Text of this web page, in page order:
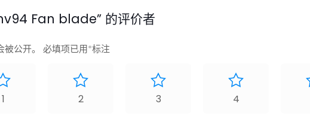
Fan blade” 的评价者
公开。 必填项已用*标注
1 2 3 4